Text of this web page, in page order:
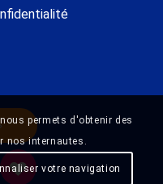
permets d'obtenir des
nos internautes.
votre navigation